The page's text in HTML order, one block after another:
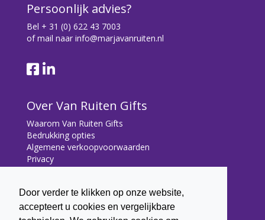
Door verder te klikken op onze website,
accepteert u cookies en vergelijkbare
Persoonlijk advies?
Bel + 31 (0) 622 43 7003
of mail naar info@marjavanruiten.nl
Over Van Ruiten Gifts
Waarom Van Ruiten Gifts
Bedrukking opties
Algemene verkoopvoorwaarden
Privacy
Contact
Contact